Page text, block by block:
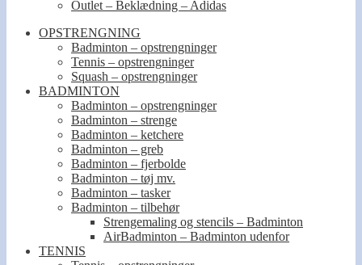
Outlet – Beklædning – Adidas
OPSTRENGNING
Badminton – opstrengninger
Tennis – opstrengninger
Squash – opstrengninger
BADMINTON
Badminton – opstrengninger
Badminton – strenge
Badminton – ketchere
Badminton – greb
Badminton – fjerbolde
Badminton – tøj mv.
Badminton – tasker
Badminton – tilbehør
Strengemaling og stencils – Badminton
AirBadminton – Badminton udenfor
TENNIS